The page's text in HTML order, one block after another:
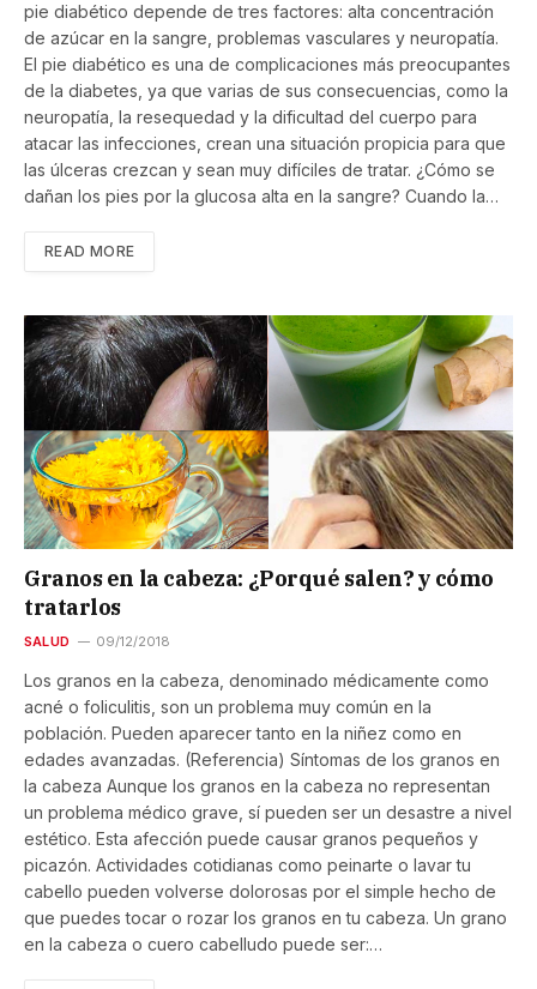
pie diabético depende de tres factores: alta concentración
de azúcar en la sangre, problemas vasculares y neuropatía.
El pie diabético es una de complicaciones más preocupantes
de la diabetes, ya que varias de sus consecuencias, como la
neuropatía, la resequedad y la dificultad del cuerpo para
atacar las infecciones, crean una situación propicia para que
las úlceras crezcan y sean muy difíciles de tratar. ¿Cómo se
dañan los pies por la glucosa alta en la sangre? Cuando la…
READ MORE
Granos en la cabeza: ¿Porqué salen? y cómo
tratarlos
SALUD 09/12/2018
Los granos en la cabeza, denominado médicamente como
acné o foliculitis, son un problema muy común en la
población. Pueden aparecer tanto en la niñez como en
edades avanzadas. (Referencia) Síntomas de los granos en
la cabeza Aunque los granos en la cabeza no representan
un problema médico grave, sí pueden ser un desastre a nivel
estético. Esta afección puede causar granos pequeños y
picazón. Actividades cotidianas como peinarte o lavar tu
cabello pueden volverse dolorosas por el simple hecho de
que puedes tocar o rozar los granos en tu cabeza. Un grano
en la cabeza o cuero cabelludo puede ser:…